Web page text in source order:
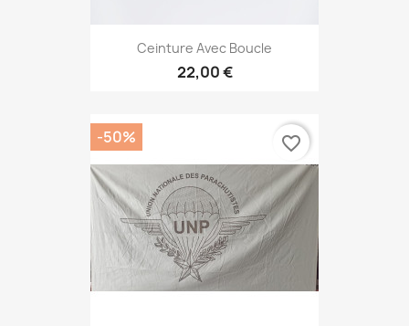
Ceinture Avec Boucle
22,00 €
-50% favorite_border